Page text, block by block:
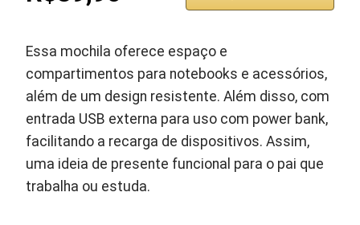
Essa mochila oferece espaço e
compartimentos para notebooks e acessórios,
além de um design resistente. Além disso, com
entrada USB externa para uso com power bank,
facilitando a recarga de dispositivos. Assim,
uma ideia de presente funcional para o pai que
trabalha ou estuda.